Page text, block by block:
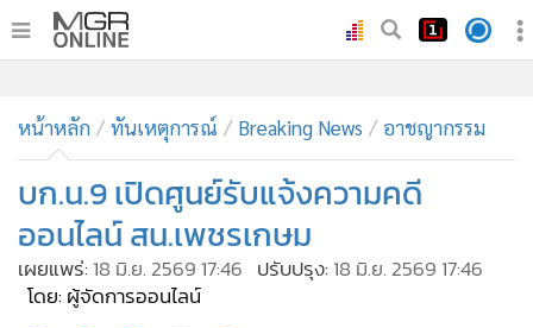
• ทันเหตุการณ์
• ภาคใต้
• ภูมิภาค
• Online Section
• บันเทิง
ผู้จัดการรายวัน
หน้าหลัก ทันเหตุการณ์ Breaking News อาชญากรรม
บก.น.9 เปิดศูนย์รับแจ้งความคดี
ออนไลน์ สน.เพชรเกษม
เผยแพร่: 18 มิ.ย. 2569 17:46 ปรับปรุง: 18 มิ.ย. 2569 17:46
โดย: ผู้จัดการออนไลน์